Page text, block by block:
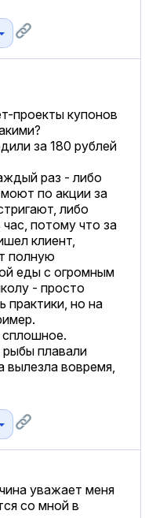
проекты купонов
за 180 рублей
раз - либо
по акции за
либо
потому что за
клиент,
полную
еды с огромным
- просто
практики, но на
сплошное.
рыбы плавали
вылезла вовремя,
уважает меня
со мной в